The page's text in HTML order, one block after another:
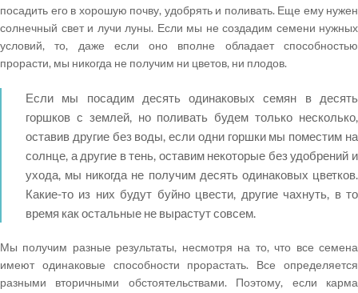
посадить его в хорошую почву, удобрять и поливать. Еще ему нужен
солнечный свет и лучи луны. Если мы не создадим семени нужных
условий, то, даже если оно вполне обладает способностью
прорасти, мы никогда не получим ни цветов, ни плодов.
Если мы посадим десять одинаковых семян в десять
горшков с землей, но поливать будем только несколько,
оставив другие без воды, если одни горшки мы поместим на
солнце, а другие в тень, оставим некоторые без удобрений и
ухода, мы никогда не получим десять одинаковых цветков.
Какие-то из них будут буйно цвести, другие чахнуть, в то
время как остальные не вырастут совсем.
Мы получим разные результаты, несмотря на то, что все семена
имеют одинаковые способности прорастать. Все определяется
разными вторичными обстоятельствами. Поэтому, если карма